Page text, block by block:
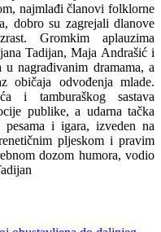
najmlađi članovi folklorne
dobro su zagrejali dlanove
Gromkim aplauzima
Tadijan, Maja Andrašić i
nagrađivanim dramama, a
običaja odvođenja mlade.
i tamburaškog sastava
publike, a udarna tačka
pesama i igara, izveden na
pljeskom i pravim
dozom humora, vodio